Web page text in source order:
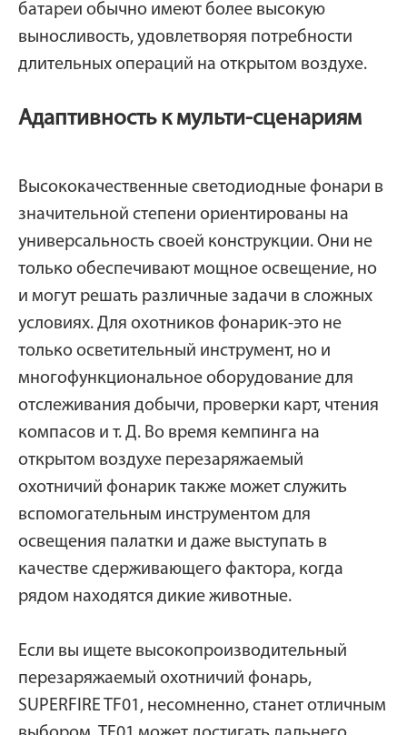
батареи обычно имеют более высокую
выносливость, удовлетворяя потребности
длительных операций на открытом воздухе.
Адаптивность к мульти-сценариям
Высококачественные светодиодные фонари в
значительной степени ориентированы на
универсальность своей конструкции. Они не
только обеспечивают мощное освещение, но
и могут решать различные задачи в сложных
условиях. Для охотников фонарик-это не
только осветительный инструмент, но и
многофункциональное оборудование для
отслеживания добычи, проверки карт, чтения
компасов и т. Д. Во время кемпинга на
открытом воздухе перезаряжаемый
охотничий фонарик также может служить
вспомогательным инструментом для
освещения палатки и даже выступать в
качестве сдерживающего фактора, когда
рядом находятся дикие животные.
Если вы ищете высокопроизводительный
перезаряжаемый охотничий фонарь,
SUPERFIRE TF01, несомненно, станет отличным